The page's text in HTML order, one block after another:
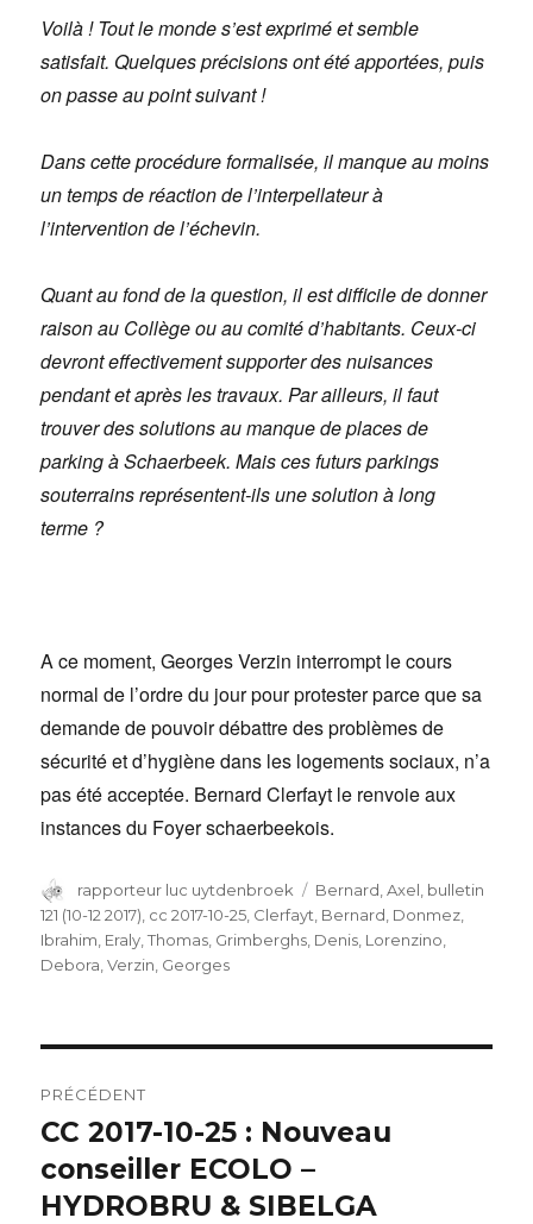
Voilà ! Tout le mondes’est exprimé et semble
satisfait. Quelques précisions ont été apportées, puis
on passe au point suivant !
Dans cette procédure formalisée, il manque au moins
un temps de réaction de l’interpellateur à
l’intervention de l’échevin.
Quant au fond de la question, il est difficile de donner
raison au Collège ou au comité d’habitants. Ceux-ci
devront effectivement supporter des nuisances
pendant et après les travaux. Par ailleurs, il faut
trouver des solutions au manque de places de
parking à Schaerbeek. Mais ces futurs parkings
souterrains représentent-ils une solution à long
terme ?
A ce moment, Georges Verzin interrompt le cours
normal de l’ordre du jour pour protester parce que sa
demande de pouvoir débattre des problèmes de
sécurité et d’hygiène dans les logements sociaux, n’a
pas été acceptée. Bernard Clerfayt le renvoie aux
instances du Foyer schaerbeekois.
Auteur
rapporteur luc uytdenbroek Catégories
Bernard, Axel bulletin
121 (10-12 2017) cc 2017-10-25 Clerfayt, Bernard Donmez,
Ibrahim Eraly, Thomas Grimberghs, Denis Lorenzino,
Debora ,Verzin, Georges
de
l’article
PRÉCÉDENT
Article
précédent :
CC 2017-10-25 : Nouveau
conseiller ECOLO –
HYDROBRU & SIBELGA